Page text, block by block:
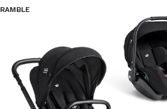
RAMBLE